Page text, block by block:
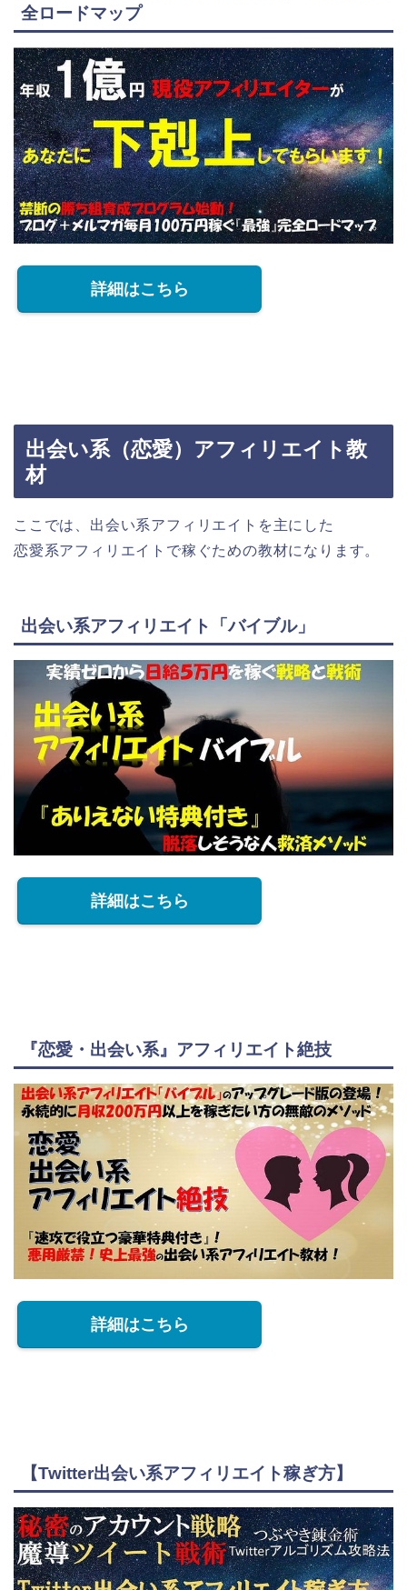
全ロードマップ
詳細はこちら
出会い系（恋愛）アフィリエイト教
材
ここでは、出会い系アフィリエイトを主にした
恋愛系アフィリエイトで稼ぐための教材になります。
出会い系アフィリエイト「バイブル」
詳細はこちら
『恋愛・出会い系』アフィリエイト絶技
詳細はこちら
【Twitter出会い系アフィリエイト稼ぎ方】